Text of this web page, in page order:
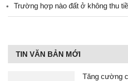
Trường hợp nào đất ở không thu
TIN VĂN BẢN MỚI
Tăng cường